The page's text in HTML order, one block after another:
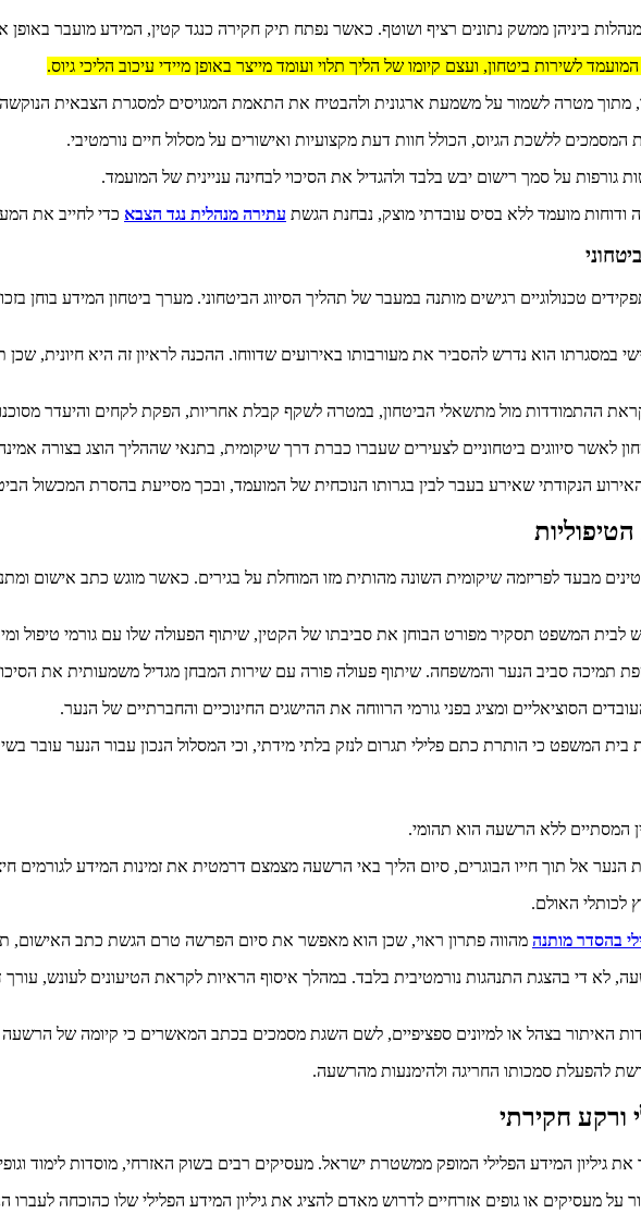
ביניהן ממשק נתונים רציף ושוטף. כאשר נפתח תיק חקירה כנגד קטין, המידע מועבר באופן
ביטחון, ועצם קיומו של הליך תלוי ועומד מייצר באופן מיידי עיכוב הליכי גיוס.
מתוך מטרה לשמור על משמעת ארגונית ולהבטיח את התאמת המגויסים למסגרת הצבאית
ללשכת הגיוס, הכולל חוות דעת מקצועיות ואישורים על מסלול חיים נורמטיבי.
גורפות על סמך רישום יבש בלבד ולהגדיל את הסיכוי לבחינה עניינית של המועמד.
מועמד ללא בסיס עובדתי מוצק, נבחנת הגשת עתירה מנהלית נגד הצבא כדי לחייב את
טכנולוגיים רגישים מותנה במעבר של תהליך הסיווג הביטחוני. מערך ביטחון המידע בוחן
במסגרתו הוא נדרש להסביר את מעורבותו באירועים שדווחו. ההכנה לראיון זה היא חיונית, שכן
ההתמודדות מול מתשאלי הביטחון, במטרה לשקף קבלת אחריות, הפקת לקחים והיעדר
הנקודתי שאירע בעבר לבין בגרותו הנוכחית של המועמד, ובכך מסייעת בהסרת המכשול
מבעד לפריזמה שיקומית השונה מהותית מזו המוחלת על בגירים. כאשר מוגש כתב אישום
לבית המשפט תסקיר מפורט הבוחן את סביבתו של הקטין, שיתוף הפעולה שלו עם גורמי טיפול
תמיכה סביב הנער והמשפחה. שיתוף פעולה פורה עם שירות המבחן מגדיל משמעותית את
הסוציאליים ומציג בפני גורמי הרווחה את ההישגים החינוכיים והחברתיים של הנער.
המשפט כי הותרת כתם פלילי תגרום לנזק בלתי מידתי, וכי המסלול הנכון עבור הנער עובר
המסתיים ללא הרשעה הוא תהומי.
אל תוך חייו הבוגרים, סיום הליך באי הרשעה מצמצם דרמטית את זמינות המידע לגורמים
לכותלי האולם.
בהסדר מותנה מהווה פתרון ראוי, שכן הוא מאפשר את סיום הפרשה טרם הגשת כתב האישום, תוך
די בהצגת התנהגות נורמטיבית בלבד. במהלך איסוף הראיות לקראת הטיעונים לעונש, עורך
האיתור בצהל או למיונים ספציפיים, לשם השגת מסמכים בכתב המאשרים כי קיומה של
להפעלת סמכותו החריגה ולהימנעות מהרשעה.
חקירתי
גיליון המידע הפלילי המופק ממשטרת ישראל. מעסיקים רבים בשוק האזרחי, מוסדות לימוד
על מעסיקים או גופים אזרחיים לדרוש מאדם להציג את גיליון המידע הפלילי שלו כהוכחה לעברו